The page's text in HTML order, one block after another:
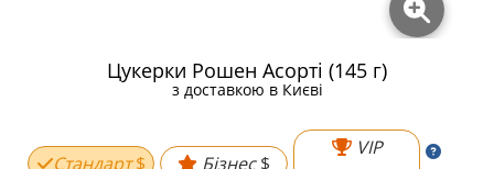
Цукерки Рошен Асорті (145 г)
з доставкою в Києві
Стандарт $ Бізнес $
VIP